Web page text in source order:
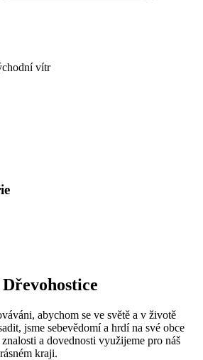
vítr
abychom se ve světě a v životě
jsme sebevědomí a hrdí na své obce
a dovednosti využijeme pro náš
kraji.